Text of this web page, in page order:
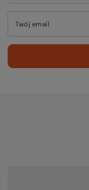
Twój email